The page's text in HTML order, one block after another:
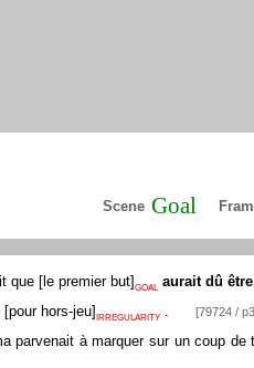
Scene Goal
que [ le premier but] GOAL aurait dû
[pour hors-jeu] IRREGULARITY . [79724 /
parvenait à marquer sur un coup